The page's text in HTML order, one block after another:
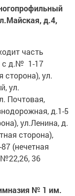
д.4,
часть
с д.№ 1-17
сторона), ул.
ул.
Почтовая,
д.1-5
ул.Ленина, д.
сторона),
(нечетная
36
№ 1 им.